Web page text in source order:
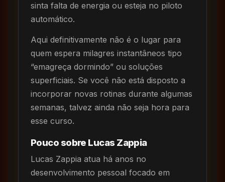
sinta falta de energia ou esteja no piloto
automático.
Aqui definitivamente não é o lugar para
quem espera milagres instantâneos tipo
“emagreça dormindo” ou soluções
superficiais. Se você não está disposto a
incorporar novas rotinas durante algumas
semanas, talvez ainda não seja hora para
esse curso.
Pouco sobre Lucas Zappia
Lucas Zappia atua há anos no
desenvolvimento pessoal focado em